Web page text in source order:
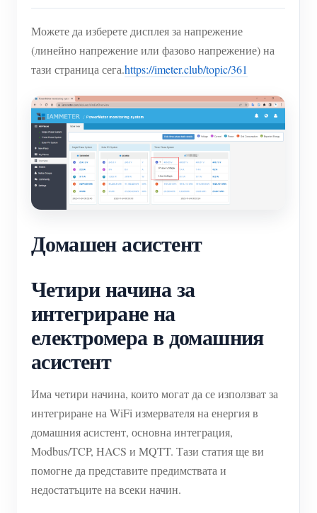
Можете да изберете дисплея за напрежение
(линейно напрежение или фазово напрежение) на
тази страница сега.https://imeter.club/topic/361
Домашен асистент
Четири начина за
интегриране на
електромера в домашния
асистент
Има четири начина, които могат да се използват за
интегриране на WiFi измервателя на енергия в
домашния асистент, основна интеграция,
Modbus/TCP, HACS и MQTT. Тази статия ще ви
помогне да представите предимствата и
недостатъците на всеки начин.